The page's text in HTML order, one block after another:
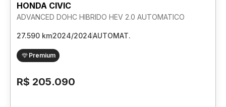
HONDA CIVIC
ADVANCED DOHC HIBRIDO HEV 2.0 AUTOMATICO
27.590 km2024/2024AUTOMAT.
Premium
R$ 205.090